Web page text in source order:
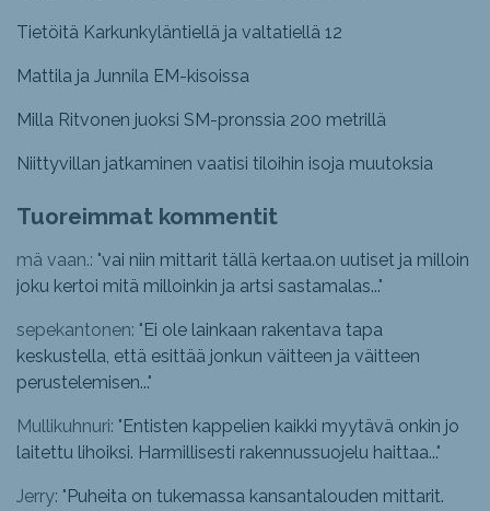
Tietöitä Karkunkyläntiellä ja valtatiellä 12
Mattila ja Junnila EM-kisoissa
Milla Ritvonen juoksi SM-pronssia 200 metrillä
Niittyvillan jatkaminen vaatisi tiloihin isoja muutoksia
Tuoreimmat kommentit
mä vaan.: "vai niin mittarit tällä kertaa.on uutiset ja milloin
joku kertoi mitä milloinkin ja artsi sastamalas..."
sepekantonen: "Ei ole lainkaan rakentava tapa
keskustella, että esittää jonkun väitteen ja väitteen
perustelemisen..."
Mullikuhnuri: "Entisten kappelien kaikki myytävä onkin jo
laitettu lihoiksi. Harmillisesti rakennussuojelu haittaa..."
Jerry: "Puheita on tukemassa kansantalouden mittarit.